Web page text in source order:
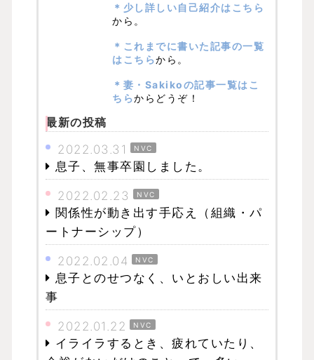
＊少し詳しい自己紹介はこちら
から。
＊これまでに書いた記事の一覧
はこちらから。
＊妻・Sakikoの記事一覧はこ
ちらからどうぞ！
最新の投稿
2022.03.31
NVC
息子、無事卒園しました。
2022.02.23 NVC
関係性が動き出す手応え（組織・パ
ートナーシップ）
2022.02.04 NVC
息子とのせつなく、いとおしい出来
事
2022.01.22 NVC
イライラするとき、疲れていたり、